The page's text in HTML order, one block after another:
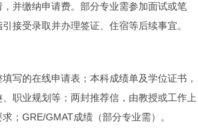
并缴纳申请费。部分专业需参加面试或笔
接受录取并办理签证、住宿等后续事宜。
写的在线申请表；本科成绩单及学位证书，
职业规划等；两封推荐信，由教授或工作上
；GRE/GMAT成绩（部分专业需）。